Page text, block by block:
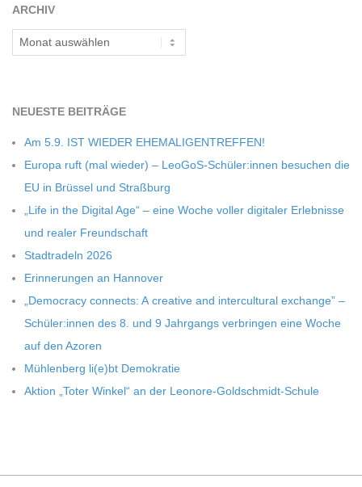
M
I
D
T
-
S
C
H
U
E
ARCHIV
Archiv
NEU­ESTE BEITRÄGE
Am 5.9. IST WIEDER EHEMALIGENTREFFEN!
Europa ruft (mal wie­der) – LeoGoS-Schüler:innen besu­chen die
EU in Brüs­sel und Straßburg
„Life in the Digi­tal Age“ – eine Woche vol­ler digi­ta­ler Erleb­nisse
und rea­ler Freundschaft
Stadt­ra­deln 2026
Erin­ne­run­gen an Hannover
„Demo­cracy con­nects: A crea­tive and inter­cul­tu­ral exch­ange” –
Schüler:innen des 8. und 9 Jahr­gangs ver­brin­gen eine Woche
auf den Azoren
Müh­len­berg li(e)bt Demokratie
Aktion „Toter Win­kel“ an der Leonore-Goldschmidt-Schule